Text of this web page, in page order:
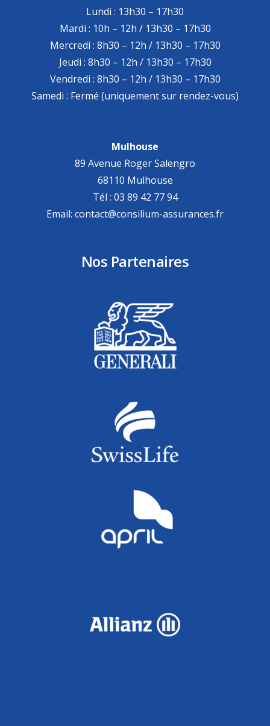
Lundi : 13h30 – 17h30
Mardi : 10h – 12h / 13h30 – 17h30
Mercredi : 8h30 – 12h / 13h30 – 17h30
Jeudi : 8h30 – 12h / 13h30 – 17h30
Vendredi : 8h30 – 12h / 13h30 – 17h30
Samedi : Fermé (uniquement sur rendez-vous)
Mulhouse
89 Avenue Roger Salengro
68110 Mulhouse
Tél : 03 89 42 77 94
Email: contact@consilium-assurances.fr
Nos Partenaires